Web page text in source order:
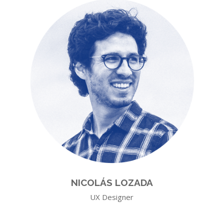
NICOLÁS LOZADA
UX Designer